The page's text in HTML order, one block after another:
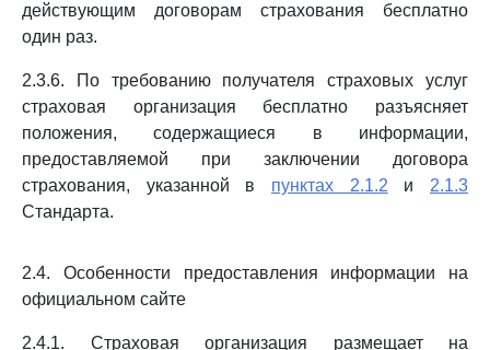
действующим договорам страхования бесплатно
один раз.
2.3.6. По требованию получателя страховых услуг
страховая организация бесплатно разъясняет
положения, содержащиеся в информации,
предоставляемой при заключении договора
страхования, указанной в пунктах 2.1.2 и 2.1.3
Стандарта.
2.4. Особенности предоставления информации на
официальном сайте
2.4.1. Страховая организация размещает на